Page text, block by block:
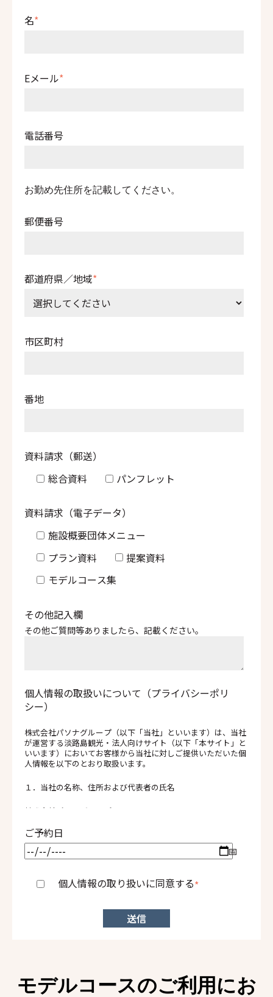
名*
Eメール*
電話番号
お勤め先住所を記載してください。
郵便番号
都道府県／地域*
市区町村
番地
資料請求（郵送）
総合資料
パンフレット
資料請求（電子データ）
施設概要団体メニュー
プラン資料
提案資料
モデルコース集
その他記入欄
その他ご質問等ありましたら、記載ください。
個人情報の取扱いについて（プライバシーポリ
シー）
株式会社パソナグループ（以下「当社」といいます）は、当社
が運営する淡路島観光・法人向けサイト（以下「本サイト」と
いいます）においてお客様から当社に対しご提供いただいた個
人情報を以下のとおり取扱います。
１．当社の名称、住所および代表者の氏名
株式会社パソナグループ
東京都港区南青山三丁目1番30号
代表取締役グループ代表兼社長 若本 博隆
２．取得する個人情報の項目
ご予約日
個人情報の取り扱いに同意する*
モデルコースのご利用にお